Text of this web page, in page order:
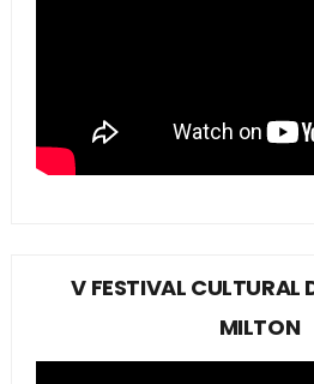
V FESTIVAL CULTURAL
MILTON